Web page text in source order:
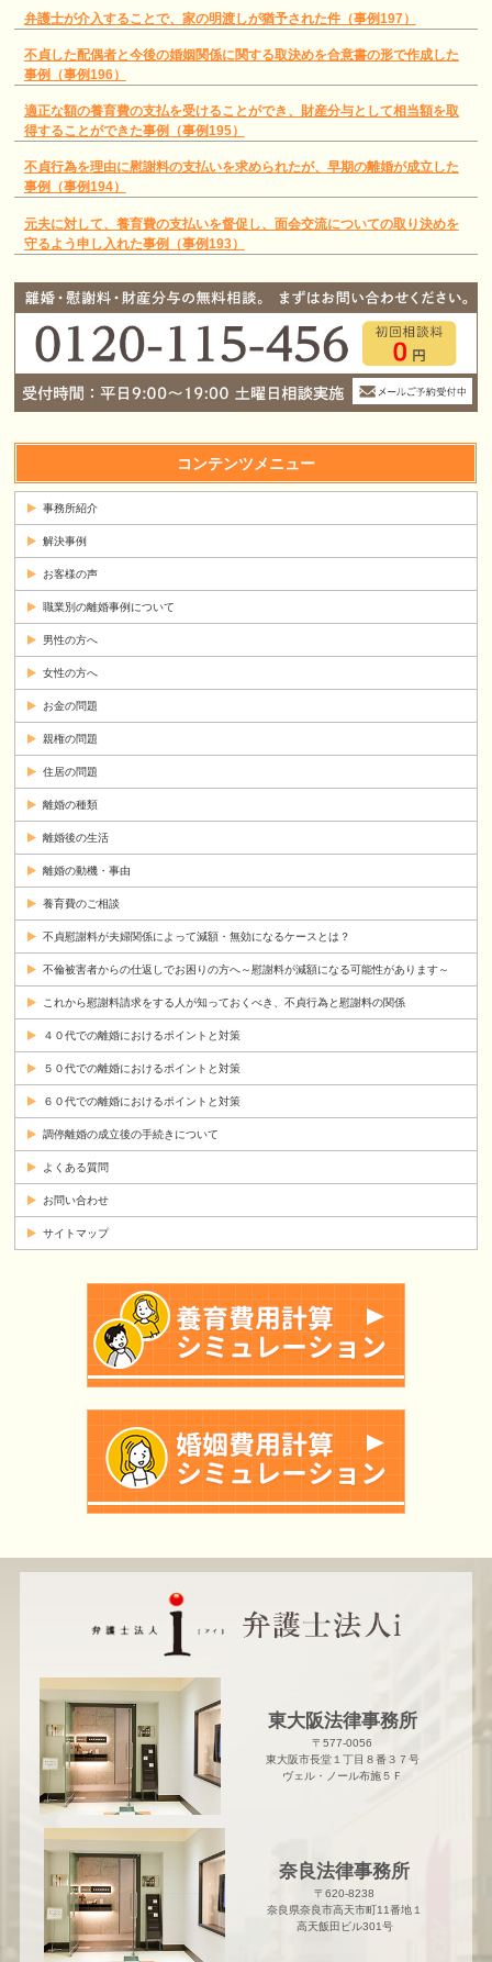
弁護士が介入することで、家の明渡しが猶予された件（事例197）
不貞した配偶者と今後の婚姻関係に関する取決めを合意書の形で作成した
事例（事例196）
適正な額の養育費の支払を受けることができ、財産分与として相当額を取
得することができた事例（事例195）
不貞行為を理由に慰謝料の支払いを求められたが、早期の離婚が成立した
事例（事例194）
元夫に対して、養育費の支払いを督促し、面会交流についての取り決めを
守るよう申し入れた事例（事例193）
コンテンツメニュー
事務所紹介
解決事例
お客様の声
職業別の離婚事例について
男性の方へ
女性の方へ
お金の問題
親権の問題
住居の問題
離婚の種類
離婚後の生活
離婚の動機・事由
養育費のご相談
不貞慰謝料が夫婦関係によって減額・無効になるケースとは？
不倫被害者からの仕返しでお困りの方へ～慰謝料が減額になる可能性があります～
これから慰謝料請求をする人が知っておくべき、不貞行為と慰謝料の関係
４０代での離婚におけるポイントと対策
５０代での離婚におけるポイントと対策
６０代での離婚におけるポイントと対策
調停離婚の成立後の手続きについて
よくある質問
お問い合わせ
サイトマップ
東大阪法律事務所
〒577-0056
東大阪市長堂１丁目８番３７号
ヴェル・ノール布施５Ｆ
奈良法律事務所
〒620-8238
奈良県奈良市高天市町11番地１
高天飯田ビル301号